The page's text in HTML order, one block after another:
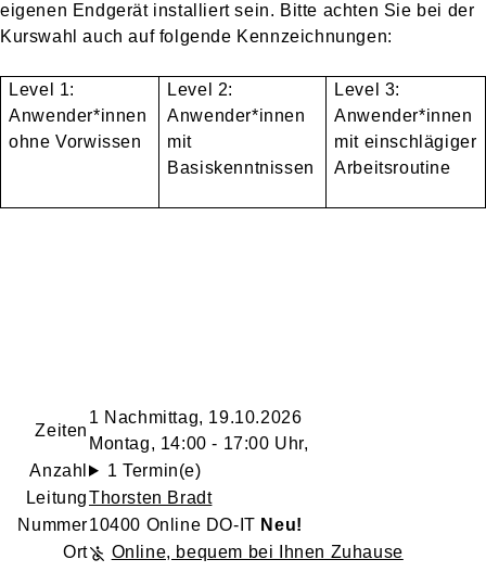
eigenen Endgerät installiert sein. Bitte achten Sie bei der
Kurswahl auch auf folgende Kennzeichnungen:
Level 1:
Anwender*innen
ohne Vorwissen
Level 2:
Anwender*innen
mit
Basiskenntnissen
Level 3:
Anwender*innen
mit einschlägiger
Arbeitsroutine
Zeiten
1 Nachmittag, 19.10.2026
Montag, 14:00 - 17:00 Uhr,
Anzahl
1 Termin(e)
LeitungThorsten Bradt
Nummer10400 Online DO-IT Neu!
Ort
Online, bequem bei Ihnen Zuhause